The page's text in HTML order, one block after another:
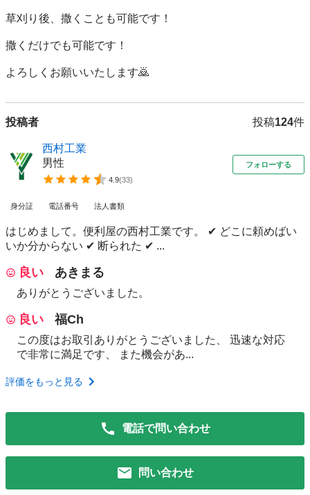
草刈り後、撒くことも可能です！
撒くだけでも可能です！
よろしくお願いいたします🙇
投稿者 投稿124件
西村工業
男性
4.9(33)
フォローする
身分証 電話番号 法人書類
はじめまして。便利屋の西村工業です。 ✔ どこに頼めばい
いか分からない ✔ 断られた ✔ ...
良い あきまる
ありがとうございました。
良い 福Ch
この度はお取引ありがとうございました、 迅速な対応
で非常に満足です、 また機会があ...
評価をもっと見る
電話で問い合わせ
問い合わせ